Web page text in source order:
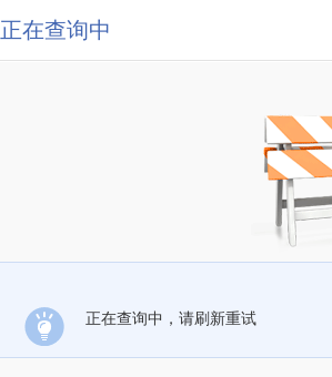
正在查询中
正在查询中，请刷新重试